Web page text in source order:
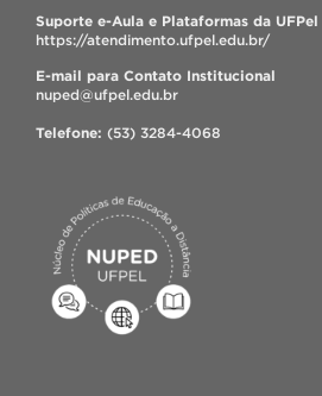
Suporte e-Aula e Plataformas da UFPel
https://atendimento.ufpel.edu.br/
E-mail para Contato Institucional
nuped@ufpel.edu.br
Telefone: (53) 3284-4068